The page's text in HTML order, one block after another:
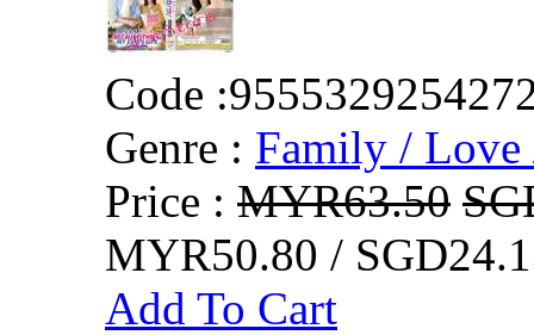
Code :
Genre : Family / Love
Price : MYR63.50
MYR50.80 /
Add To Cart